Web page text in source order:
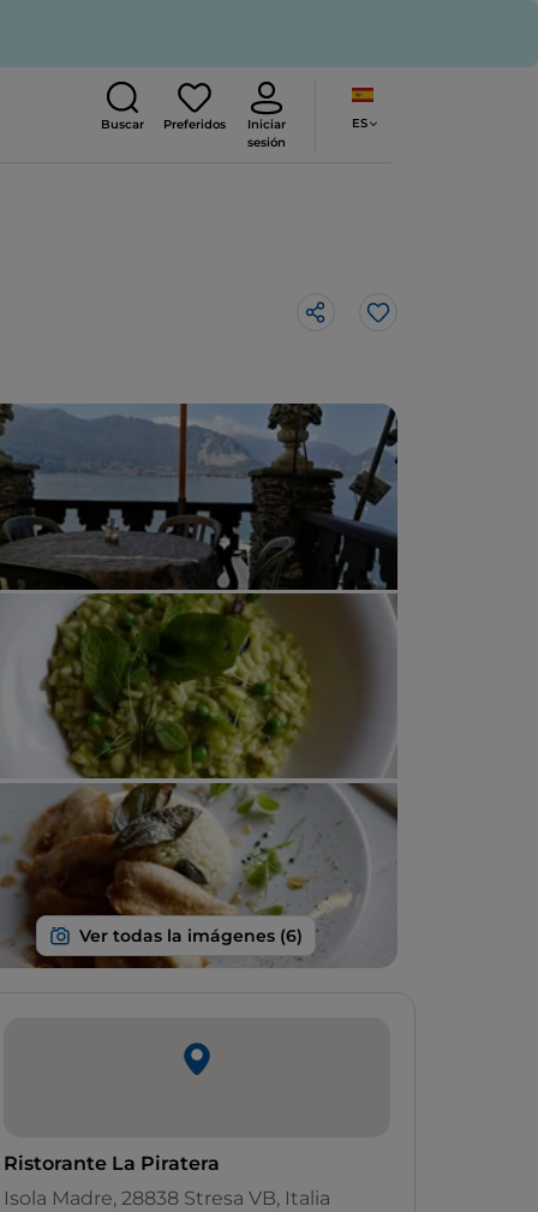
Buscar Preferidos
Iniciar
sesión
ES
Me gusta
Ristorante La Piratera
Isola Madre, 28838 Stresa VB, Italia